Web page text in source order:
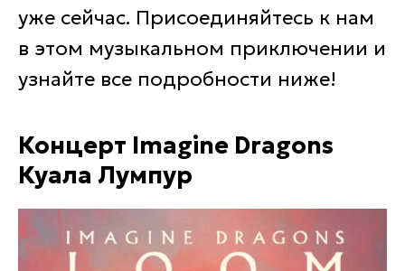
уже сейчас. Присоединяйтесь к нам
в этом музыкальном приключении и
узнайте все подробности ниже!
Концерт Imagine Dragons
Куала Лумпур